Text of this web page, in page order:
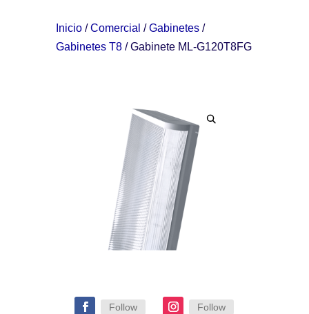
Inicio/Comercial /Gabinetes/
Gabinetes T8/ Gabinete ML-G120T8FG
Follow Follow